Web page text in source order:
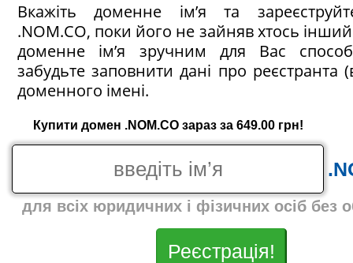
Вкажіть доменне ім’я та
.NOM.CO, поки його не зайняв хтось
доменне ім’я зручним для Вас
забудьте заповнити дані про реєстранта
доменного імені.
Купити домен .NOM.CO зараз за 649.00 грн!
для всіх юридичних і фізичних осіб без
Реєстрація!